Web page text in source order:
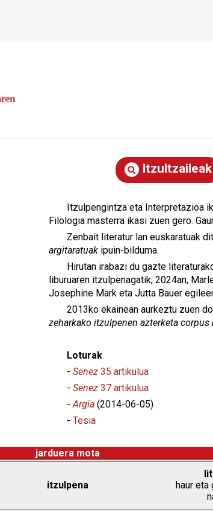
Itzultzaileak
Itzulpengintza eta Interpretazioa
Filologia masterra ikasi zuen gero.
Zenbait literatur lan euskaratuak
argitaratuak ipuin-bilduma.
Hirutan irabazi du gazte
liburuaren itzulpenagatik; 2024an,
Josephine Mark eta Jutta Bauer
2013ko ekainean aurkeztu zuen
zeharkako itzulpenen azterketa corpus
Loturak
- Senez 35 artikulua
- Senez 37 artikulua
-Argia (2014-06-05)
- Tesia
jarduera mota
itzulpena
haur eta